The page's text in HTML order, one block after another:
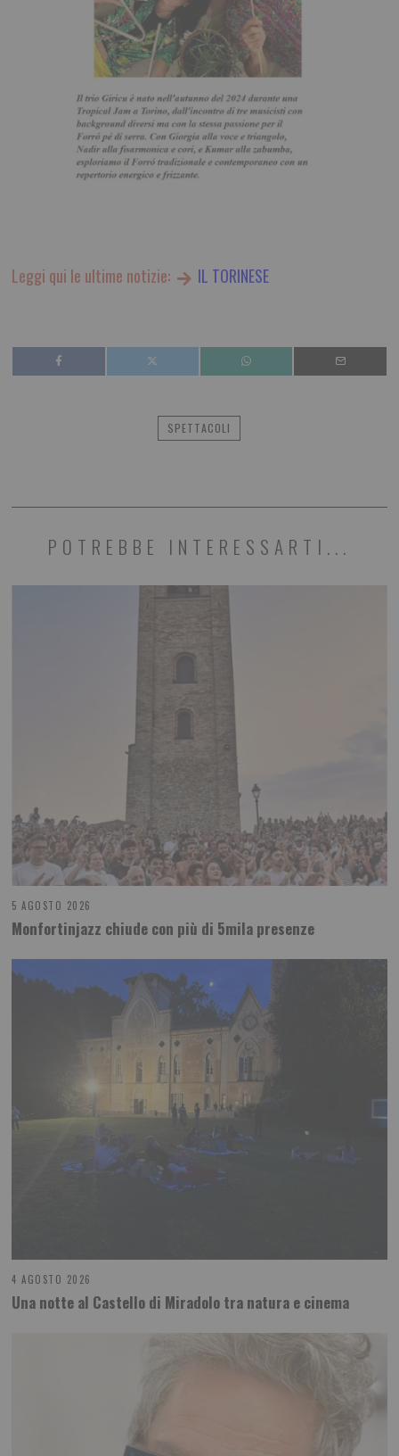
Leggi qui le ultime notizie: IL TORINESE
SPETTACOLI
POTREBBE INTERESSARTI...
5 AGOSTO 2026
Monfortinjazz chiude con più di 5mila presenze
4 AGOSTO 2026
Una notte al Castello di Miradolo tra natura e cinema